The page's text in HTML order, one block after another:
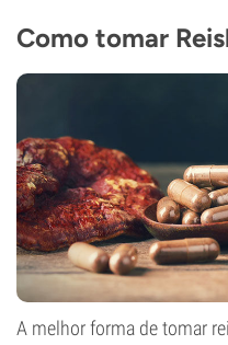
Como tomar
A melhor forma de tomar